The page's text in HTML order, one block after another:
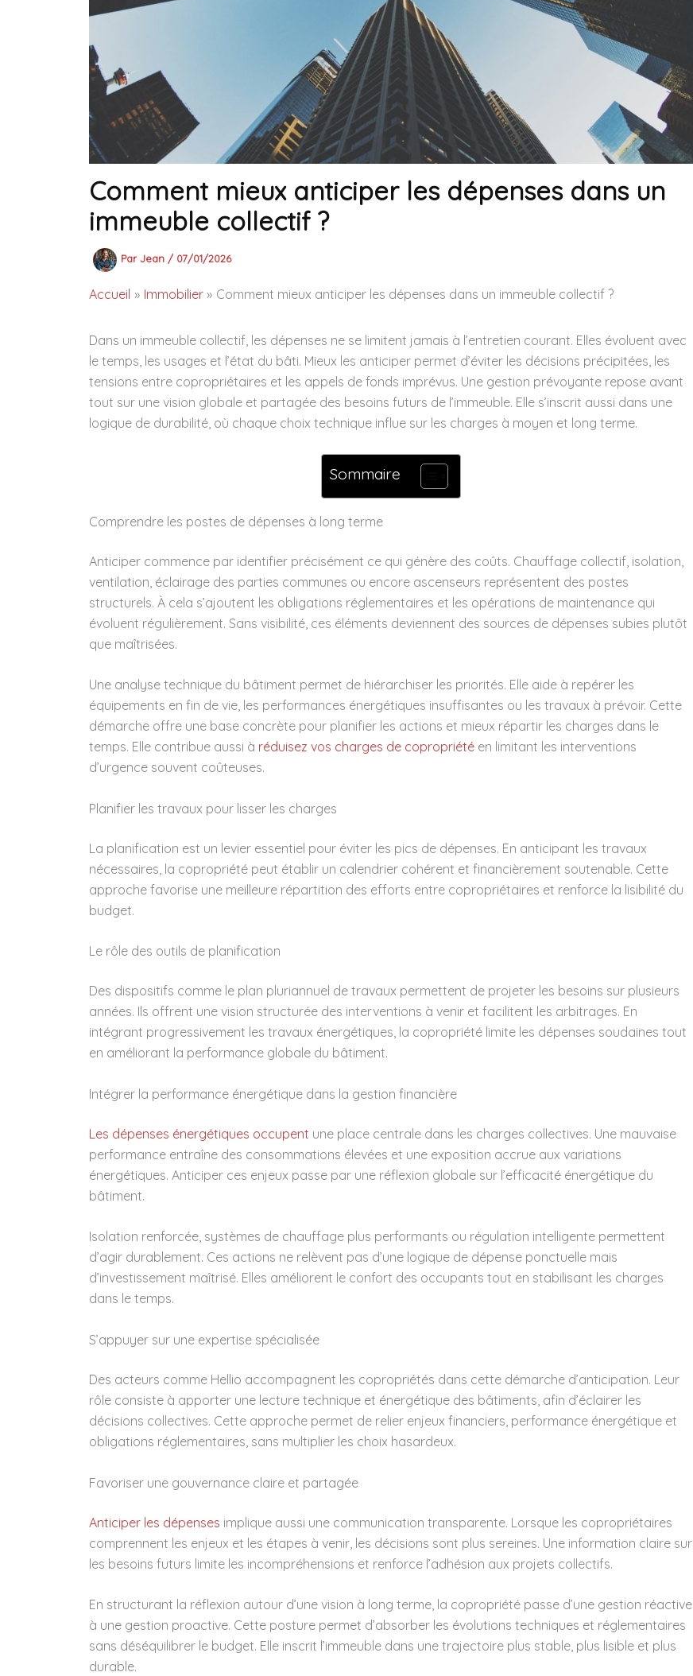
Comment mieux anticiper les dépenses dans un
immeuble collectif ?
ParJean / 07/01/2026
Accueil Immobilier Comment mieux anticiper les dépenses dans un immeuble collectif ?
Dans un immeuble collectif, les dépenses ne se limitent jamais à l’entretien courant. Elles évoluent avec
le temps, les usages et l’état du bâti. Mieux les anticiper permet d’éviter les décisions précipitées, les
tensions entre copropriétaires et les appels de fonds imprévus. Une gestion prévoyante repose avant
tout sur une vision globale et partagée des besoins futurs de l’immeuble. Elle s’inscrit aussi dans une
logique de durabilité, où chaque choix technique influe sur les charges à moyen et long terme.
Sommaire
Comprendre les postes de dépenses à long terme
Anticiper commence par identifier précisément ce qui génère des coûts. Chauffage collectif, isolation,
ventilation, éclairage des parties communes ou encore ascenseurs représentent des postes
structurels. À cela s’ajoutent les obligations réglementaires et les opérations de maintenance qui
évoluent régulièrement. Sans visibilité, ces éléments deviennent des sources de dépenses subies plutôt
que maîtrisées.
Une analyse technique du bâtiment permet de hiérarchiser les priorités. Elle aide à repérer les
équipements en fin de vie, les performances énergétiques insuffisantes ou les travaux à prévoir. Cette
démarche offre une base concrète pour planifier les actions et mieux répartir les charges dans le
temps. Elle contribue aussi à réduisez vos charges de copropriété en limitant les interventions
d’urgence souvent coûteuses.
Planifier les travaux pour lisser les charges
La planification est un levier essentiel pour éviter les pics de dépenses. En anticipant les travaux
nécessaires, la copropriété peut établir un calendrier cohérent et financièrement soutenable. Cette
approche favorise une meilleure répartition des efforts entre copropriétaires et renforce la lisibilité du
budget.
Le rôle des outils de planification
Des dispositifs comme le plan pluriannuel de travaux permettent de projeter les besoins sur plusieurs
années. Ils offrent une vision structurée des interventions à venir et facilitent les arbitrages. En
intégrant progressivement les travaux énergétiques, la copropriété limite les dépenses soudaines tout
en améliorant la performance globale du bâtiment.
Intégrer la performance énergétique dans la gestion financière
Les dépenses énergétiques occupent une place centrale dans les charges collectives. Une mauvaise
performance entraîne des consommations élevées et une exposition accrue aux variations
énergétiques. Anticiper ces enjeux passe par une réflexion globale sur l’efficacité énergétique du
bâtiment.
Isolation renforcée, systèmes de chauffage plus performants ou régulation intelligente permettent
d’agir durablement. Ces actions ne relèvent pas d’une logique de dépense ponctuelle mais
d’investissement maîtrisé. Elles améliorent le confort des occupants tout en stabilisant les charges
dans le temps.
S’appuyer sur une expertise spécialisée
Des acteurs comme Hellio accompagnent les copropriétés dans cette démarche d’anticipation. Leur
rôle consiste à apporter une lecture technique et énergétique des bâtiments, afin d’éclairer les
décisions collectives. Cette approche permet de relier enjeux financiers, performance énergétique et
obligations réglementaires, sans multiplier les choix hasardeux.
Favoriser une gouvernance claire et partagée
Anticiper les dépenses implique aussi une communication transparente. Lorsque les copropriétaires
comprennent les enjeux et les étapes à venir, les décisions sont plus sereines. Une information claire sur
les besoins futurs limite les incompréhensions et renforce l’adhésion aux projets collectifs.
En structurant la réflexion autour d’une vision à long terme, la copropriété passe d’une gestion réactive
à une gestion proactive. Cette posture permet d’absorber les évolutions techniques et réglementaires
sans déséquilibrer le budget. Elle inscrit l’immeuble dans une trajectoire plus stable, plus lisible et plus
durable.